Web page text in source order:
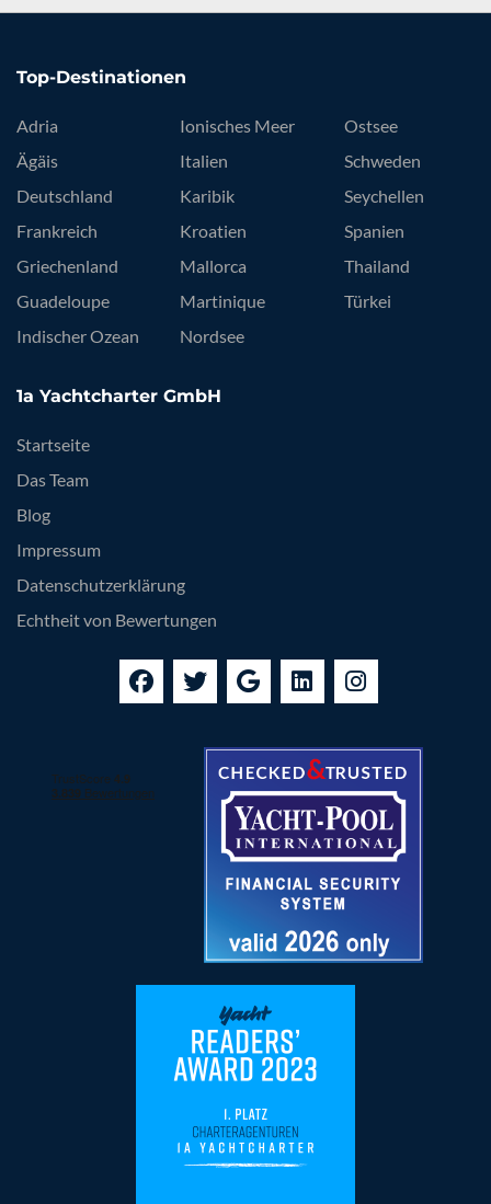
Top-Destinationen
Adria
Ägäis
Deutschland
Frankreich
Griechenland
Guadeloupe
Indischer Ozean
Ionisches Meer
Italien
Karibik
Kroatien
Mallorca
Martinique
Nordsee
Ostsee
Schweden
Seychellen
Spanien
Thailand
Türkei
1a Yachtcharter GmbH
Startseite
Das Team
Blog
Impressum
Datenschutzerklärung
Echtheit von Bewertungen